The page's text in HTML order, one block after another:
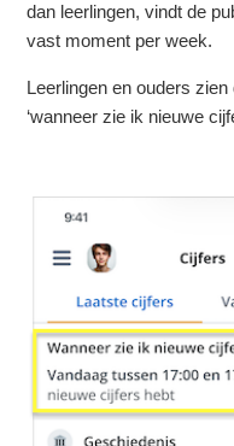
dan leerlingen, vindt de
vast moment per week.
Leerlingen en ouders
‘wanneer zie ik nieuwe